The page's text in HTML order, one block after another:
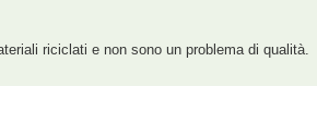
riciclati e non sono un problema di qualità.